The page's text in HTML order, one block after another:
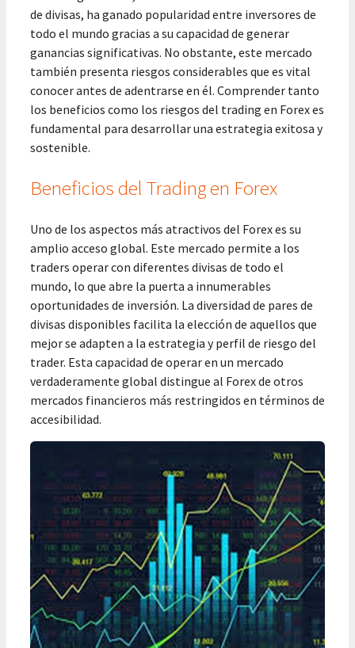
de divisas, ha ganado popularidad entre inversores de
todo el mundo gracias a su capacidad de generar
ganancias significativas. No obstante, este mercado
también presenta riesgos considerables que es vital
conocer antes de adentrarse en él. Comprender tanto
los beneficios como los riesgos del trading en Forex es
fundamental para desarrollar una estrategia exitosa y
sostenible.
Beneficios del Trading en Forex
Uno de los aspectos más atractivos del Forex es su
amplio acceso global. Este mercado permite a los
traders operar con diferentes divisas de todo el
mundo, lo que abre la puerta a innumerables
oportunidades de inversión. La diversidad de pares de
divisas disponibles facilita la elección de aquellos que
mejor se adapten a la estrategia y perfil de riesgo del
trader. Esta capacidad de operar en un mercado
verdaderamente global distingue al Forex de otros
mercados financieros más restringidos en términos de
accesibilidad.